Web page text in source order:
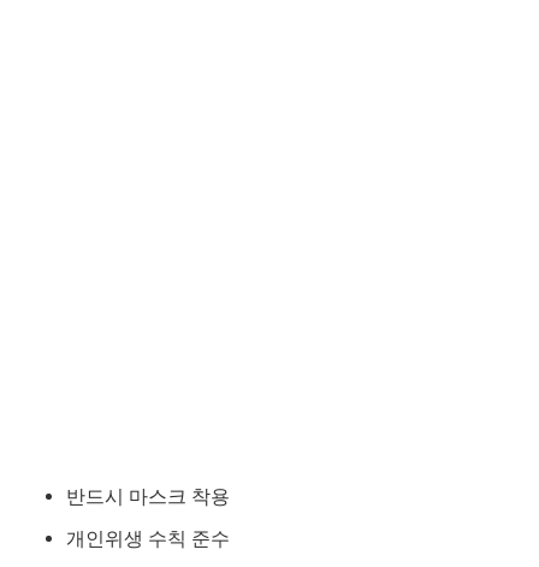
반드시 마스크 착용
개인위생 수칙 준수